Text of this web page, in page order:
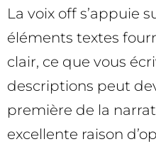
La voix off s’appuie
éléments textes
clair, ce que vous
descriptions peut
première de la
excellente raison